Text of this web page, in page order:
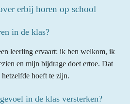
erbij horen op school
in de klas?
leerling ervaart: ik ben welkom, ik
en mijn bijdrage doet ertoe. Dat
hoeft te zijn.
in de klas versterken?